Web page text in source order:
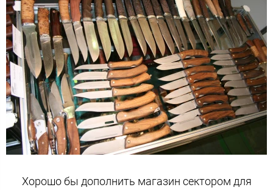
Хорошо бы дополнить магазин сектором для